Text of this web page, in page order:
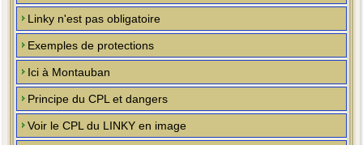
Linky n'est pas obligatoire
Exemples de protections
Ici à Montauban
Principe du CPL et dangers
Voir le CPL du LINKY en image